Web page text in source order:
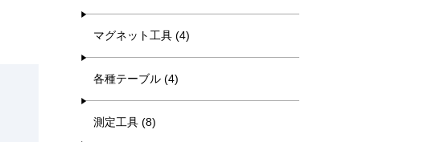
マグネット工具 (4)
各種テーブル (4)
測定工具 (8)